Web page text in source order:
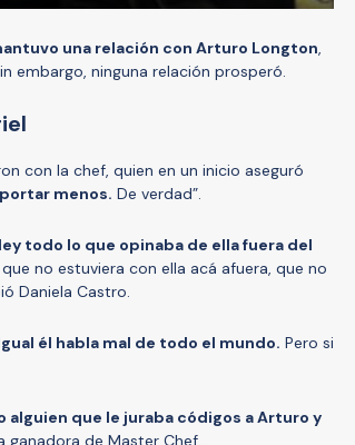
una relación con Arturo Longton,
embargo, ninguna relación prosperó.
con la chef, quien en un inicio aseguró
menos. De verdad”.
todo lo que opinaba de ella fuera del
no estuviera con ella acá afuera, que no
Daniela Castro.
él habla mal de todo el mundo. Pero si
alguien que le juraba códigos a Arturo y
ganadora de Master Chef.